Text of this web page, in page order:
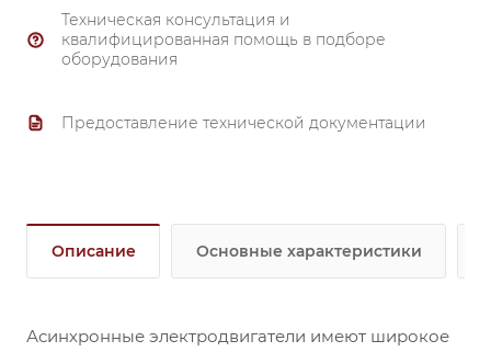
чугун.
Тройной контроль качества.
Материал обмотки - 99.7% медь.
Техническая консультация и
квалифицированная помощь в подборе
оборудования
Предоставление технической документации
Описание Основные характеристики
Асинхронные электродвигатели имеют широкое